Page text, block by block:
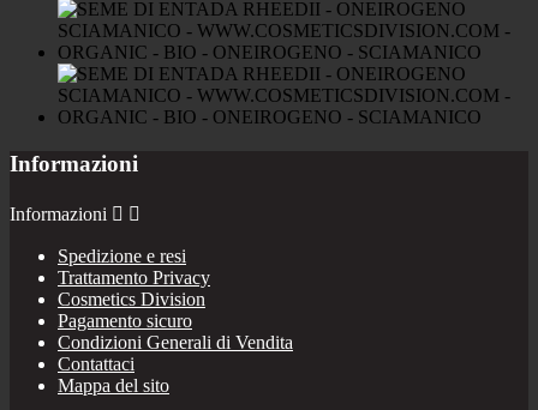
Informazioni
Informazioni  
Spedizione e resi
Trattamento Privacy
Cosmetics Division
Pagamento sicuro
Condizioni Generali di Vendita
Contattaci
Mappa del sito